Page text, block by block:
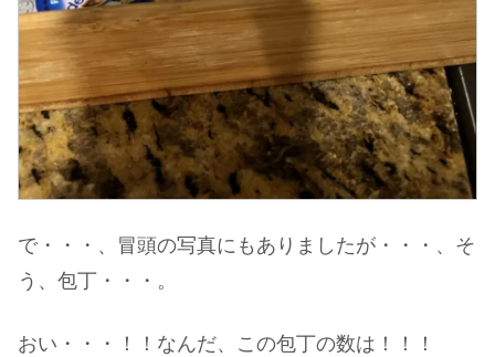
で・・・、冒頭の写真にもありましたが・・・、そ
う、包丁・・・。
おい・・・！！なんだ、この包丁の数は！！！